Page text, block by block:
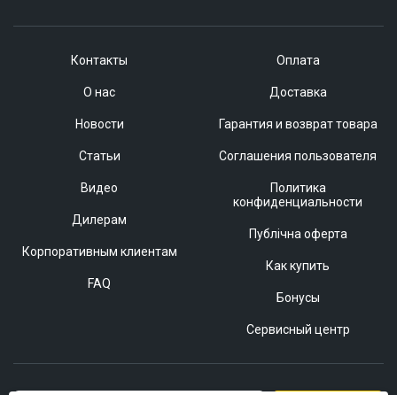
Контакты
О нас
Новости
Статьи
Видео
Дилерам
Корпоративным клиентам
FAQ
Оплата
Доставка
Гарантия и возврат товара
Соглашения пользователя
Политика
конфиденциальности
Публічна оферта
Как купить
Бонусы
Сервисный центр